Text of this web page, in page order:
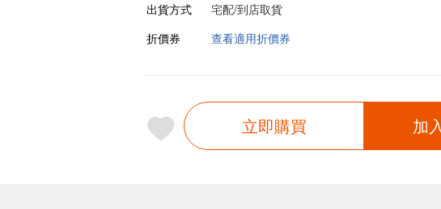
出貨方式
宅配/到店取貨
折價券
查看適用折價券
立即購買 加